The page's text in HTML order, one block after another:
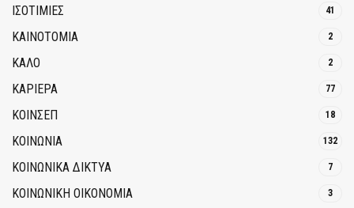
ΙΣΟΤΙΜΙΕΣ 41
ΚΑΙΝΟΤΟΜΊΑ 2
ΚΑΛΟ 2
ΚΑΡΙΕΡΑ 77
ΚΟΙΝΣΕΠ 18
ΚΟΙΝΩΝΙΑ 132
ΚΟΙΝΩΝΙΚΆ ΔΊΚΤΥΑ 7
ΚΟΙΝΩΝΙΚΉ ΟΙΚΟΝΟΜΊΑ 3